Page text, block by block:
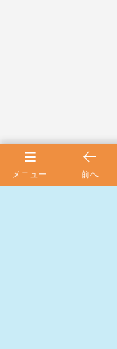
メニュー 前へ